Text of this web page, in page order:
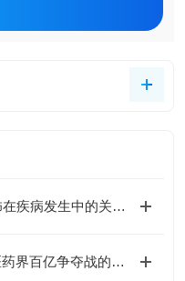
琥珀酰化抗体如何揭示蛋白质修饰在疾病发生中的关键作用？
水痘-带状疱疹病毒(VZV)：引爆医药界百亿争夺战的黑马